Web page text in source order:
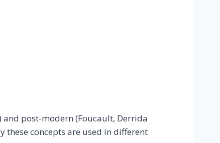
and post-modern (Foucault, Derrida
these concepts are used in different